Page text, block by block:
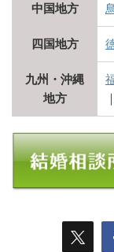
中国地方
四国地方
九州・沖縄
地方
｜